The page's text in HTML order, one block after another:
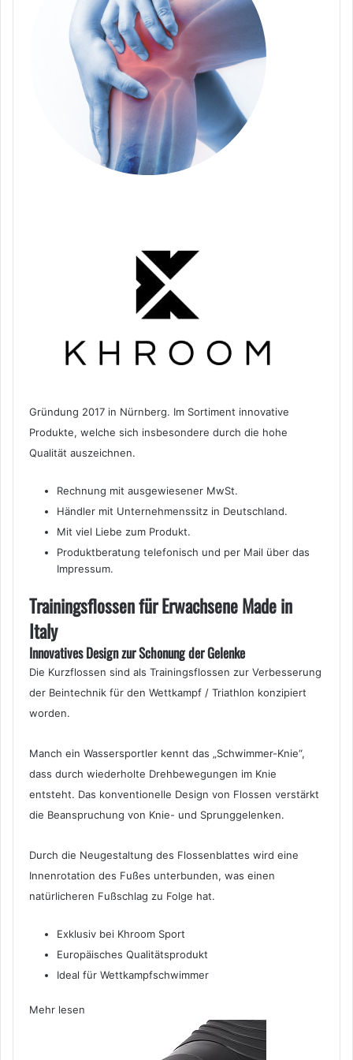
Gründung 2017 in Nürnberg. Im Sortiment innovative
Produkte, welche sich insbesondere durch die hohe
Qualität auszeichnen.
Rechnung mit ausgewiesener MwSt.
Händler mit Unternehmenssitz in Deutschland.
Mit viel Liebe zum Produkt.
Produktberatung telefonisch und per Mail über das
Impressum.
Trainingsflossen für Erwachsene Made in
Italy
Innovatives Design zur Schonung der Gelenke
Die Kurzflossen sind als Trainingsflossen zur Verbesserung
der Beintechnik für den Wettkampf / Triathlon konzipiert
worden.
Manch ein Wassersportler kennt das „Schwimmer-Knie“,
dass durch wiederholte Drehbewegungen im Knie
entsteht. Das konventionelle Design von Flossen verstärkt
die Beanspruchung von Knie- und Sprunggelenken.
Durch die Neugestaltung des Flossenblattes wird eine
Innenrotation des Fußes unterbunden, was einen
natürlicheren Fußschlag zu Folge hat.
Exklusiv bei Khroom Sport
Europäisches Qualitätsprodukt
Ideal für Wettkampfschwimmer
Mehr lesen